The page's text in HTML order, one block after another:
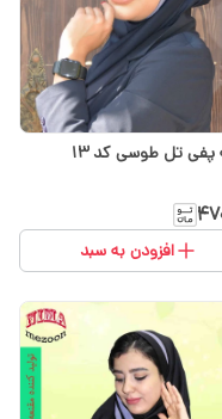
پفی تل طوسی کد 13
افزودن به سبد